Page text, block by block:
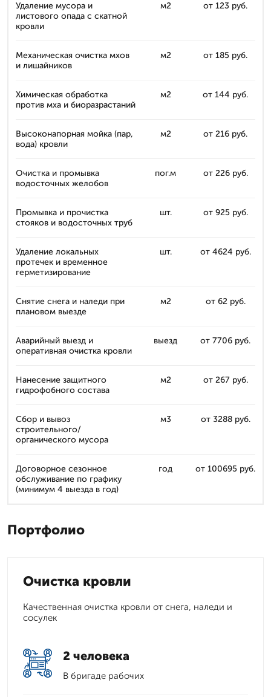
Удаление мусора и
листового опада с скатной
кровли
м2 от 123 руб.
Механическая очистка мхов
и лишайников
м2 от 185 руб.
Химическая обработка
против мха и биоразрастаний
м2 от 144 руб.
Высоконапорная мойка (пар,
вода) кровли
м2 от 216 руб.
Очистка и промывка
водосточных желобов
пог.м от 226 руб.
Промывка и прочистка
стояков и водосточных труб
шт. от 925 руб.
Удаление локальных
протечек и временное
герметизирование
шт. от 4624 руб.
Снятие снега и наледи при
плановом выезде
м2 от 62 руб.
Аварийный выезд и
оперативная очистка кровли
выезд от 7706 руб.
Нанесение защитного
гидрофобного состава
м2 от 267 руб.
Сбор и вывоз
строительного/
органического мусора
м3 от 3288 руб.
Договорное сезонное
обслуживание по графику
(минимум 4 выезда в год)
год от 100695 руб.
Портфолио
Очистка кровли
Качественная очистка кровли от снега, наледи и
сосулек
2 человека
В бригаде рабочих